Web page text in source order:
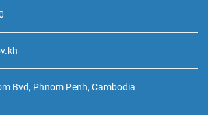
Bvd, Phnom Penh, Cambodia